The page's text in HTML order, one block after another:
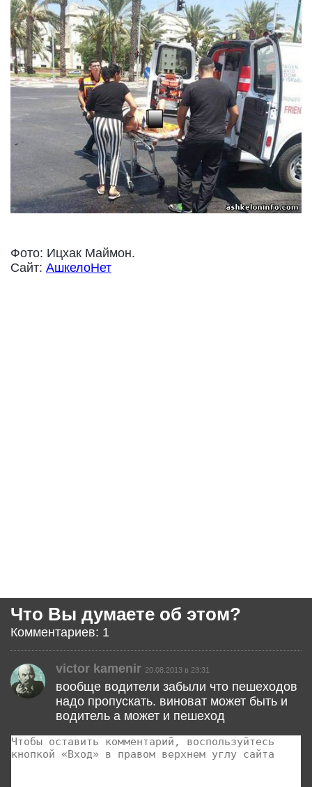
Фото: Ицхак Маймон.
Сайт: АшкелоНет
Что Вы думаете об этом?
Комментариев: 1
victor kamenir 20.08.2013 в 23:31
вообще водители забыли что пешеходов
надо пропускать. виноват может быть и
водитель а может и пешеход